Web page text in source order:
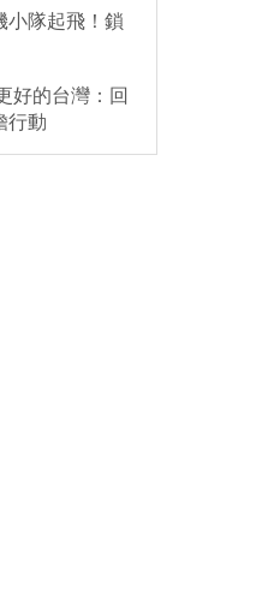
小隊起飛！鎖
好的台灣：回
行動